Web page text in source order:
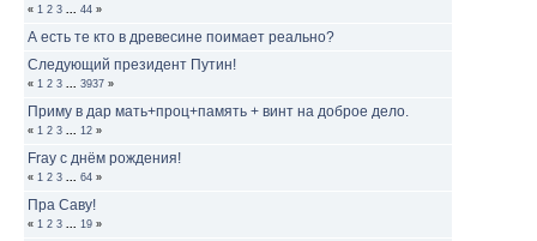
« 1 2 3 44 »
А есть те кто в древесине поимает реально?
Следующий президент Путин!
« 1 2 3 3937 »
Приму в дар мать+проц+память + винт на доброе дело.
« 1 2 3 12 »
Fray с днём рождения!
« 1 2 3 64 »
Пра Саву!
« 1 2 3 19 »